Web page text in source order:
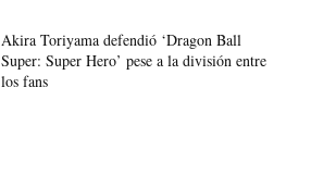
Akira Toriyama defendió ‘Dragon Ball
Super: Super Hero’ pese a la división entre
los fans